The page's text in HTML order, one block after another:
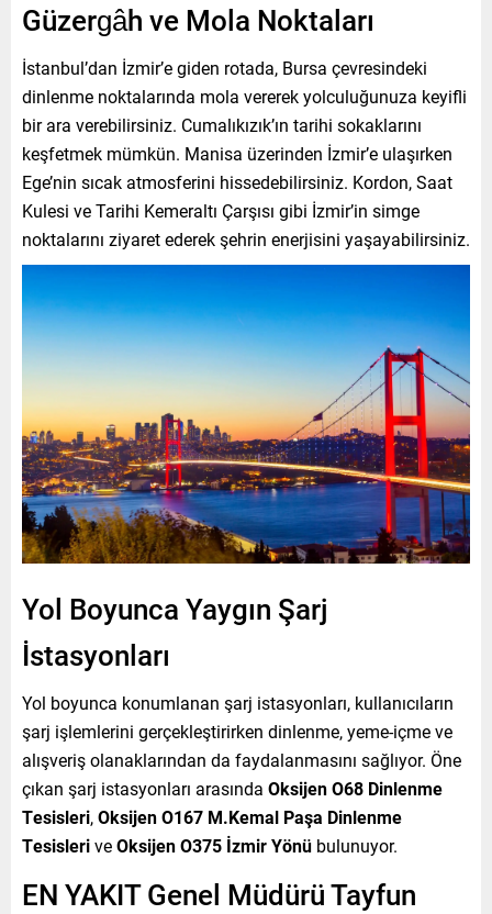
Güzergâh ve Mola Noktaları
İstanbul’dan İzmir’e giden rotada, Bursa çevresindeki
dinlenme noktalarında mola vererek yolculuğunuza keyifli
bir ara verebilirsiniz. Cumalıkızık’ın tarihi sokaklarını
keşfetmek mümkün. Manisa üzerinden İzmir’e ulaşırken
Ege’nin sıcak atmosferini hissedebilirsiniz. Kordon, Saat
Kulesi ve Tarihi Kemeraltı Çarşısı gibi İzmir’in simge
noktalarını ziyaret ederek şehrin enerjisini yaşayabilirsiniz.
Yol Boyunca Yaygın Şarj
İstasyonları
Yol boyunca konumlanan şarj istasyonları, kullanıcıların
şarj işlemlerini gerçekleştirirken dinlenme, yeme-içme ve
alışveriş olanaklarından da faydalanmasını sağlıyor. Öne
çıkan şarj istasyonları arasında Oksijen O68 Dinlenme
Tesisleri,Oksijen O167 M.Kemal Paşa Dinlenme
TesisleriveOksijen O375 İzmir Yönü bulunuyor.
EN YAKIT Genel Müdürü Tayfun